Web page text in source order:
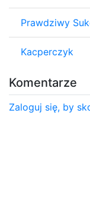
Prawdziwy
Kacperczyk
Komentarze
Zaloguj się, by